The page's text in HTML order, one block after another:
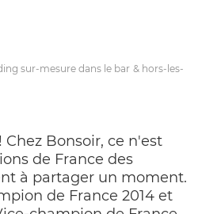
sur-mesure dans le bar & hors-les-
Bonsoir, ce n'est
de France des
à partager un moment.
de France 2014 et